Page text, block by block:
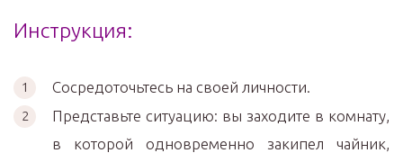
Инструкция:
Сосредоточьтесь на своей личности.
Представьте ситуацию: вы заходите в комнату,
в которой одновременно закипел чайник,